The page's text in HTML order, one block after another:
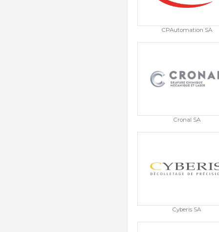
CPAutomation SA
Cronal SA
Cyberis SA